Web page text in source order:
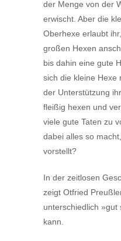
der Menge von der
erwischt. Aber die
Oberhexe erlaubt
großen Hexen
bis dahin eine gute
sich die kleine Hexe
der Unterstützung
fleißig hexen und
viele gute Taten zu
dabei alles so
vorstellt?
In der zeitlosen
zeigt Otfried
unterschiedlich »gut
kann.